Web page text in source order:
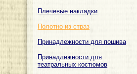
Плечевые накладки
Полотно из страз
Принадлежности для пошива
Принадлежности для
театральных костюмов